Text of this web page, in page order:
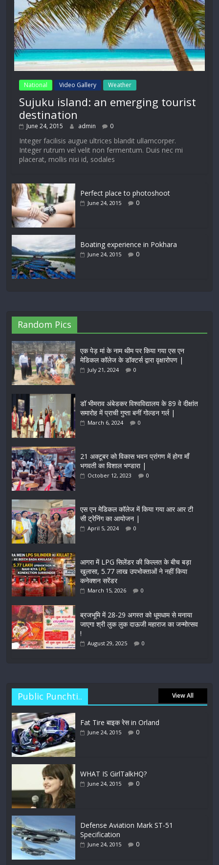
National Video Gallery Weather
Sujuku island: an emerging tourist
destination
June 24, 2015 admin 0
Integer facilisis augue ultrices blandit ullamcorper.
Integer rutrum vel velit non fermentum. Duis nec mi
placerat, mollis nisi id, sodales
Perfect place to photoshoot
June 24, 2015 0
Boating experience in Pokhara
June 24, 2015 0
Random Pics
एक पेड़ मां के नाम थीम पर किया गया एस एन
मेडिकल कॉलेज के डॉक्टर्स द्वारा वृक्षारोपण |
July 21, 2024 0
डॉ भीमराव अंबेडकर विश्वविद्यालय के 89 वे दीक्षांत
समारोह में प्राची गुप्ता बनीं गोल्डन गर्ल |
March 6, 2024 0
21 अक्टूबर को विकास भवन प्रांगण में होगा माँ
भगवती का विशाल भण्डारा |
October 12, 2023 0
एस एन मेडिकल कॉलेज में किया गया आर आर टी
सी ट्रेनिंग का आयोजन |
April 5, 2024 0
आगरा में LPG सिलेंडर की किल्लत के बीच बड़ा
खुलासा, 5.77 लाख उपभोक्ताओं ने नहीं किया
कनेक्शन सरेंडर
March 15, 2026 0
ब्रजभूमि में 28-29 अगस्त को धूमधाम से मनाया
जाएगा श्री लुक लुक दाऊजी महाराज का जन्मोत्सव
!
August 29, 2025 0
Public Punchti.. View All
Fat Tire बाइक रेस in Orland
June 24, 2015 0
WHAT IS GirlTalkHQ?
June 24, 2015 0
Defense Aviation Mark ST-51
Specification
June 24, 2015 0